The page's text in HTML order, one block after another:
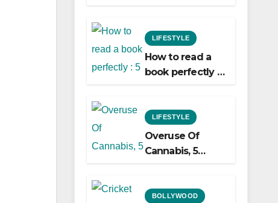
LIFESTYLE
How to read a
book perfectly :
LIFESTYLE
Overuse Of
Cannabis, 5
And Heart
BOLLYWOOD